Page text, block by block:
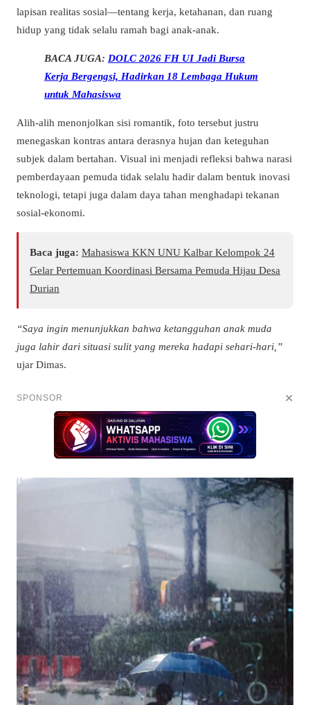
lapisan realitas sosial—tentang kerja, ketahanan, dan ruang
hidup yang tidak selalu ramah bagi anak-anak.
BACA JUGA: DOLC 2026 FH UI Jadi Bursa
Kerja Bergengsi, Hadirkan 18 Lembaga Hukum
untuk Mahasiswa
Alih-alih menonjolkan sisi romantik, foto tersebut justru
menegaskan kontras antara derasnya hujan dan keteguhan
subjek dalam bertahan. Visual ini menjadi refleksi bahwa narasi
pemberdayaan pemuda tidak selalu hadir dalam bentuk inovasi
teknologi, tetapi juga dalam daya tahan menghadapi tekanan
sosial-ekonomi.
Baca juga: Mahasiswa KKN UNU Kalbar Kelompok 24
Gelar Pertemuan Koordinasi Bersama Pemuda Hijau Desa
Durian
“Saya ingin menunjukkan bahwa ketangguhan anak muda
juga lahir dari situasi sulit yang mereka hadapi sehari-hari,”
ujar Dimas.
SPONSOR ✕